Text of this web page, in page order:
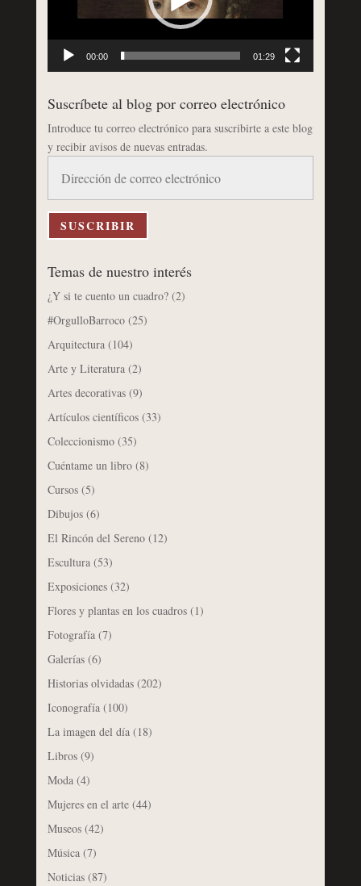
00:00 01:29
Suscríbete al blog por correo electrónico
Introduce tu correo electrónico para suscribirte a este blog
y recibir avisos de nuevas entradas.
correo
electrónico
SUSCRIBIR
Temas de nuestro interés
¿Y si te cuento un cuadro?(2)
#OrgulloBarroco(25)
Arquitectura(104)
Arte y Literatura(2)
Artes decorativas(9)
Artículos científicos(33)
Coleccionismo(35)
Cuéntame un libro(8)
Cursos(5)
Dibujos(6)
El Rincón del Sereno(12)
Escultura(53)
Exposiciones(32)
Flores y plantas en los cuadros(1)
Fotografía(7)
Galerías(6)
Historias olvidadas(202)
Iconografía(100)
La imagen del día(18)
Libros(9)
Moda(4)
Mujeres en el arte(44)
Museos(42)
Música(7)
Noticias(87)